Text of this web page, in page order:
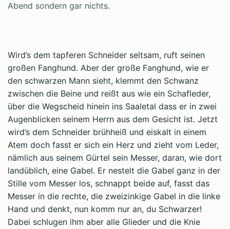
Abend sondern gar nichts.
Wird’s dem tapferen Schneider seltsam, ruft seinen
großen Fanghund. Aber der große Fanghund, wie er
den schwarzen Mann sieht, klemmt den Schwanz
zwischen die Beine und reißt aus wie ein Schafleder,
über die Wegscheid hinein ins Saaletal dass er in zwei
Augenblicken seinem Herrn aus dem Gesicht ist. Jetzt
wird’s dem Schneider brühheiß und eiskalt in einem
Atem doch fasst er sich ein Herz und zieht vom Leder,
nämlich aus seinem Gürtel sein Messer, daran, wie dort
landüblich, eine Gabel. Er nestelt die Gabel ganz in der
Stille vom Messer los, schnappt beide auf, fasst das
Messer in die rechte, die zweizinkige Gabel in die linke
Hand und denkt, nun komm nur an, du Schwarzer!
Dabei schlugen ihm aber alle Glieder und die Knie